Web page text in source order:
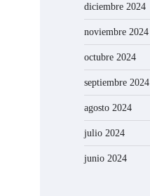
diciembre 2024
noviembre 2024
octubre 2024
septiembre 2024
agosto 2024
julio 2024
junio 2024